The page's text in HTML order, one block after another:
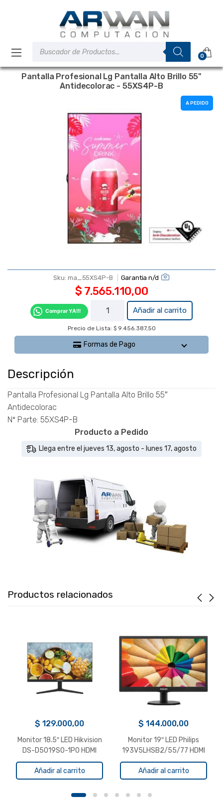
0
Pantalla Profesional Lg Pantalla Alto Brillo 55"
Antidecolorac - 55XS4P-B
A PEDIDO
Sku: ma_55XS4P-B Garantia n/d
$ 7.565.110,00
Comprar YA!!!
Pantalla
Profesional
Lg Pantalla
Alto Brillo 55"
Antidecolorac
Añadir al carrito
Precio de Lista: $ 9.456.387,50
Formas de Pago
Descripción
Pantalla Profesional Lg Pantalla Alto Brillo 55″
Antidecolorac
Nº Parte: 55XS4P-B
Producto a Pedido
Llega entre el jueves 13, agosto - lunes 17, agosto
Productos relacionados
$ 129.000,00
Monitor 18.5″ LED Hikvision
DS-D5019S0-1P0 HDMI
VGA Wide
Añadir al carrito
$ 144.000,00
Monitor 19″ LED Philips
193V5LHSB2/55/77 HDMI
VGA Wide
Añadir al carrito